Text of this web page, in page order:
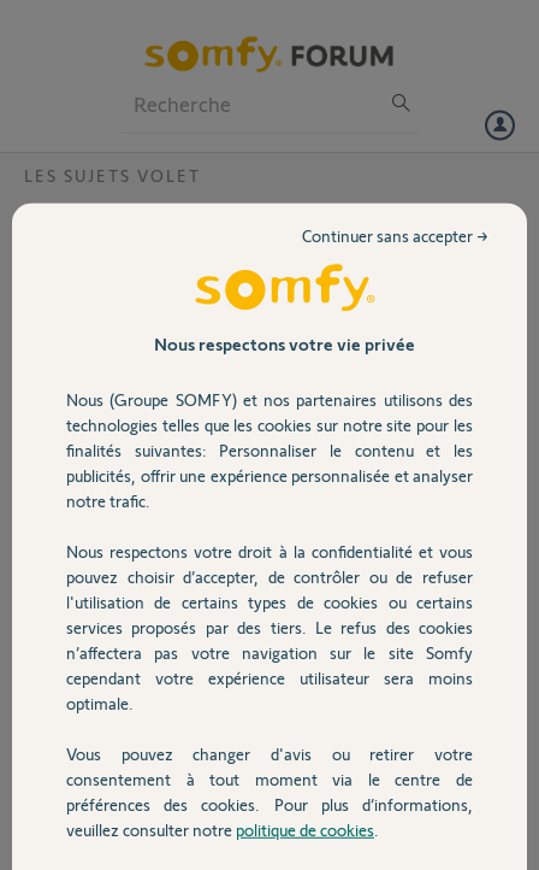
Volet
Sécurité
Domotique
Chauffage
Autres produits
Devis avec un pro
Contact
LES SUJETS VOLET
Problème d'installation de mes
Je viens d'installer la tahoma et je suis entrain d'installer mes
télécommandes sauf que j'ai trois télécommande qui ne veulent pas
sont des télécommandes io smoove origin merci de votre retour .
David D.
il y a plus de 2 ans
Réponses
Bonjour
motorisation. Essayez en oubliant le QRcode.
Bonne journée !
Jean-Luc B. il y a plus de 2 ans
Nous respectons votre vie privée
Nous (Groupe SOMFY) et nos partenaires utilisons des
technologies telles que les cookies sur notre site pour les
finalités suivantes: Personnaliser le contenu et les
publicités, offrir une expérience personnalisée et analyser
notre trafic.
Nous respectons votre droit à la confidentialité et vous
pouvez choisir d’accepter, de contrôler ou de refuser
l'utilisation de certains types de cookies ou certains
services proposés par des tiers. Le refus des cookies
n’affectera pas votre navigation sur le site Somfy
cependant votre expérience utilisateur sera moins
optimale.
Vous pouvez changer d'avis ou retirer votre
consentement à tout moment via le centre de
préférences des cookies. Pour plus d’informations,
veuillez consulter notre politique de cookies
Continuer sans accepter →